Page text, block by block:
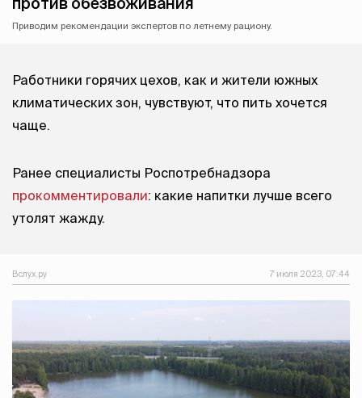
Приводим рекомендации экспертов по летнему рациону.
Работники горячих цехов, как и жители южных
климатических зон, чувствуют, что пить хочется
чаще.
Ранее специалисты Роспотребнадзора
прокомментировали: какие напитки лучше всего
утолят жажду.
Вслух.ру 7 июля 2023, 07:44